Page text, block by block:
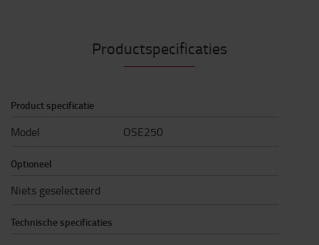
Productspecificaties
Product specificatie
Model OSE250
Optioneel
Niets geselecteerd
Technische specificaties